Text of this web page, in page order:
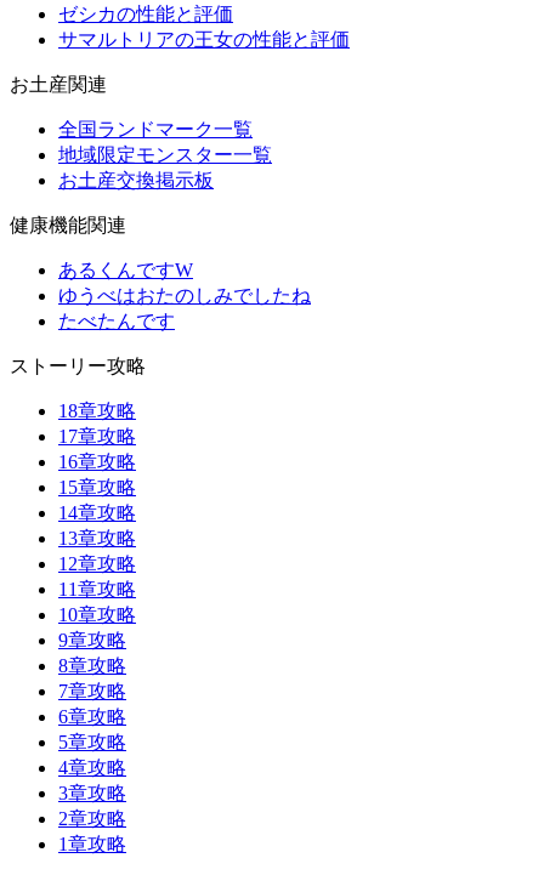
ゼシカの性能と評価
サマルトリアの王女の性能と評価
お土産関連
全国ランドマーク一覧
地域限定モンスター一覧
お土産交換掲示板
健康機能関連
あるくんですW
ゆうべはおたのしみでしたね
たべたんです
ストーリー攻略
18章攻略
17章攻略
16章攻略
15章攻略
14章攻略
13章攻略
12章攻略
11章攻略
10章攻略
9章攻略
8章攻略
7章攻略
6章攻略
5章攻略
4章攻略
3章攻略
2章攻略
1章攻略